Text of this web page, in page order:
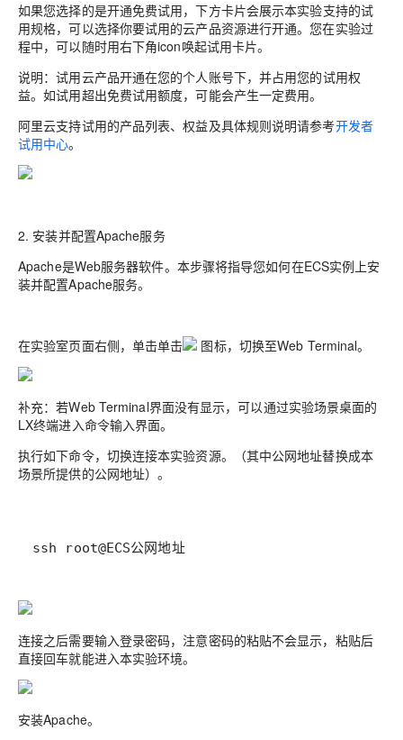
如果您选择的是开通免费试用，下方卡片会展示本实验支持的试
用规格，可以选择你要试用的云产品资源进行开通。您在实验过
程中，可以随时用右下角icon唤起试用卡片。
说明：试用云产品开通在您的个人账号下，并占用您的试用权
益。如试用超出免费试用额度，可能会产生一定费用。
阿里云支持试用的产品列表、权益及具体规则说明请参考开发者
试用中心。
2. 安装并配置Apache服务
Apache是Web服务器软件。本步骤将指导您如何在ECS实例上安
装并配置Apache服务。
在实验室页面右侧，单击单击 图标，切换至Web Terminal。
补充：若Web Terminal界面没有显示，可以通过实验场景桌面的
LX终端进入命令输入界面。
执行如下命令，切换连接本实验资源。（其中公网地址替换成本
场景所提供的公网地址）。
ssh root@ECS公网地址
连接之后需要输入登录密码，注意密码的粘贴不会显示，粘贴后
直接回车就能进入本实验环境。
安装Apache。